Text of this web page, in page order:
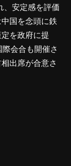
、安定感を評価
国を念頭に鉄
を政府に提
会合も開催さ
出席が合意さ